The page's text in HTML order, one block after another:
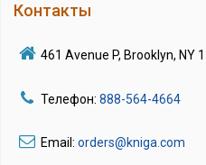
Контакты
461 Avenue P, Brooklyn, NY
Телефон: 888-564-4664
Email: orders@kniga.com